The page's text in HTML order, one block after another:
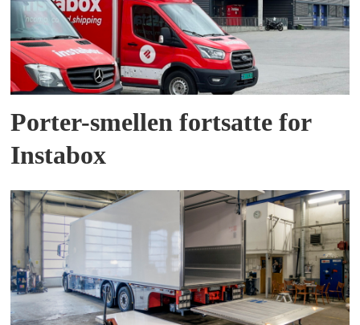
Porter-smellen fortsatte for
Instabox